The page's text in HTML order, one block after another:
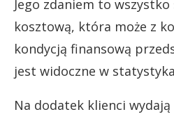
Jego zdaniem to
kosztową, która może z
kondycją finansową
jest widoczne w
Na dodatek klienci